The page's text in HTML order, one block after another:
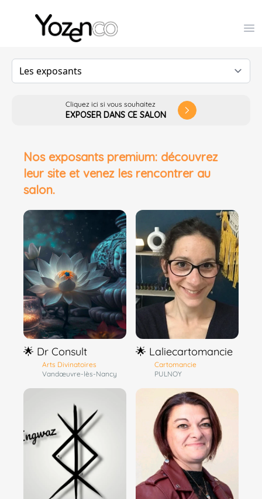
Yozenco - Organisateur de Salons, Evénements et
Cliquez ici si vous souhaitez
EXPOSER DANS CE SALON arrow_forward_ios
Nos exposants premium: découvrez
leur site et venez les rencontrer au
salon.
🌟 Dr Consult
Arts Divinatoires
Vandœuvre-lès-Nancy
🌟 Laliecartomancie
Cartomancie
PULNOY